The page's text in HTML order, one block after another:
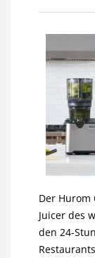
Der Hurom
Juicer des
den 24-